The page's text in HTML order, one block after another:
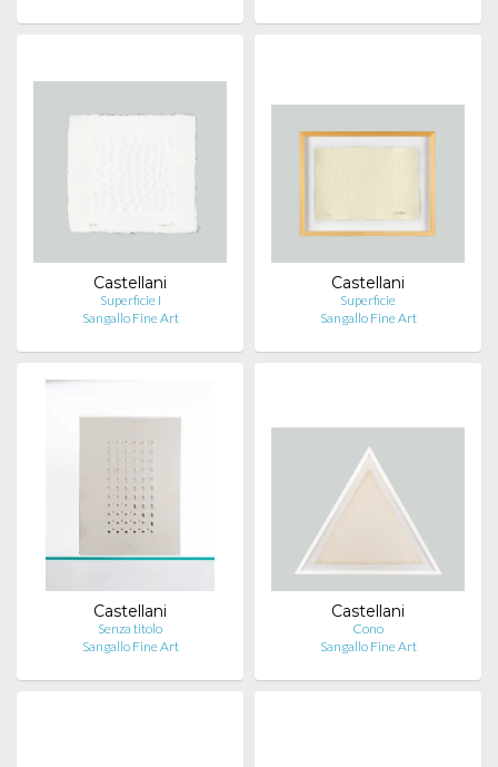
Castellani
Superficie I
Sangallo Fine Art
Castellani
Superficie
Sangallo Fine Art
Castellani
Senza titolo
Sangallo Fine Art
Castellani
Cono
Sangallo Fine Art